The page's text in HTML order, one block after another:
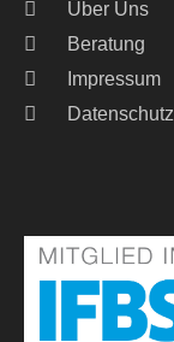
Über Uns
Beratung
Impressum
Datenschutz